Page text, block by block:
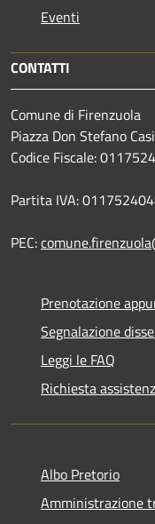
Eventi
CONTATTI
Comune di Firenzuola
Piazza Don Stefano
Codice Fiscale:
Partita IVA:
PEC:
Prenotazione
Segnalazione
Leggi le FAQ
Richiesta
Albo Pretorio
Amministrazione